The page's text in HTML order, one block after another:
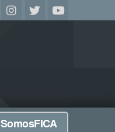
SomosFICA